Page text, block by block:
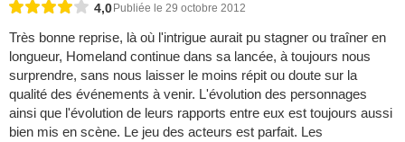
4,0 Publiée le 29 octobre 2012
Très bonne reprise, là où l'intrigue aurait pu stagner ou traîner en
longueur, Homeland continue dans sa lancée, à toujours nous
surprendre, sans nous laisser le moins répit ou doute sur la
qualité des événements à venir. L'évolution des personnages
ainsi que l'évolution de leurs rapports entre eux est toujours aussi
bien mis en scène. Le jeu des acteurs est parfait. Les